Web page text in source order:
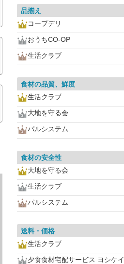
品揃え
コープデリ
おうちCO-OP
生活クラブ
食材の品質、鮮度
生活クラブ
大地を守る会
パルシステム
食材の安全性
大地を守る会
生活クラブ
パルシステム
送料・価格
生活クラブ
夕食食材宅配サービス ヨシケイ